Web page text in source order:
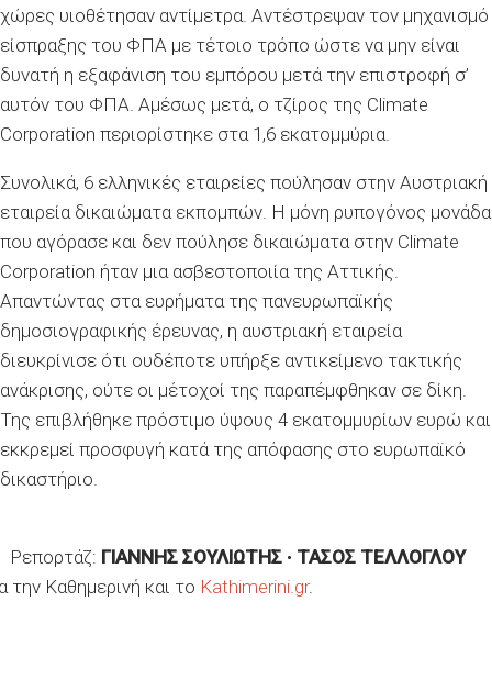
χώρες υιοθέτησαν αντίμετρα. Αντέστρεψαν τον μηχανισμό
είσπραξης του ΦΠΑ με τέτοιο τρόπο ώστε να μην είναι
δυνατή η εξαφάνιση του εμπόρου μετά την επιστροφή σ’
αυτόν του ΦΠΑ. Αμέσως μετά, ο τζίρος της Climate
Corporation περιορίστηκε στα 1,6 εκατομμύρια.
Συνολικά, 6 ελληνικές εταιρείες πούλησαν στην Αυστριακή
εταιρεία δικαιώματα εκπομπών. Η μόνη ρυπογόνος μονάδα
που αγόρασε και δεν πούλησε δικαιώματα στην Climate
Corporation ήταν μια ασβεστοποιία της Αττικής.
Απαντώντας στα ευρήματα της πανευρωπαϊκής
δημοσιογραφικής έρευνας, η αυστριακή εταιρεία
διευκρίνισε ότι ουδέποτε υπήρξε αντικείμενο τακτικής
ανάκρισης, ούτε οι μέτοχοί της παραπέμφθηκαν σε δίκη.
Της επιβλήθηκε πρόστιμο ύψους 4 εκατομμυρίων ευρώ και
εκκρεμεί προσφυγή κατά της απόφασης στο ευρωπαϊκό
δικαστήριο.
ΓΙΑΝΝΗΣ ΣΟΥΛΙΩΤΗΣ • ΤΑΣΟΣ ΤΕΛΛΟΓΛΟΥ
την Kαθημερινή και το Kathimerini.gr.